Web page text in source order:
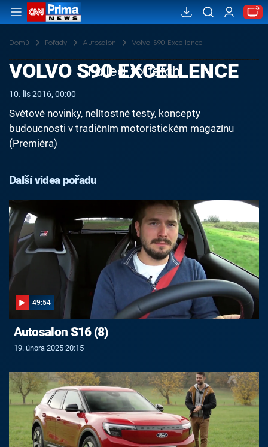
Domů Pořady Autosalon Volvo S90 Excellence
Failed to fetch
VOLVO S90 EXCELLENCE
10. lis 2016, 00:00
Světové novinky, nelítostné testy, koncepty
budoucnosti v tradičním motoristickém magazínu
(Premiéra)
Další videa pořadu
49:54
Autosalon S16 (8)
19. února 2025 20:15